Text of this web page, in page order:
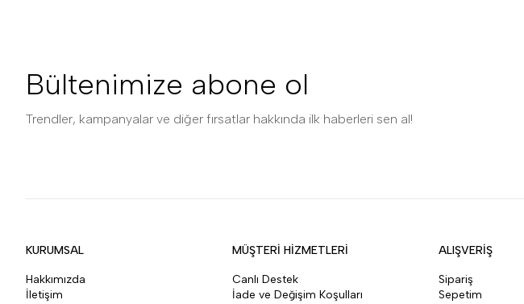
Bültenimize abone ol
Trendler, kampanyalar ve diğer fırsatlar hakkında ilk haberleri sen al!
KURUMSAL
Hakkımızda
İletişim
MÜŞTERİ HİZMETLERİ
Canlı Destek
İade ve Değişim Koşulları
ALIŞVERİŞ
Sipariş
Sepetim